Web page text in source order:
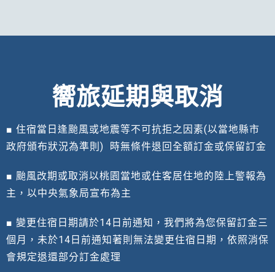
嚮旅延期與取消
■ 住宿當日逢颱風或地震等不可抗拒之因素(以當地縣市
政府頒布狀況為準則) 時無條件退回全額訂金或保留訂金
■ 颱風改期或取消以桃園當地或住客居住地的陸上警報為
主，以中央氣象局宣布為主
■ 變更住宿日期請於14日前通知，我們將為您保留訂金三
個月，未於14日前通知著則無法變更住宿日期，依照消保
會規定退還部分訂金處理